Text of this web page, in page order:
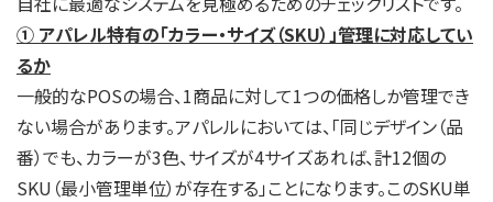
① アパレル特有の「カラー・サイズ（SKU）」管理に対応してい
るか
一般的なPOSの場合、1商品に対して1つの価格しか管理でき
ない場合があります。アパレルにおいては、「同じデザイン（品
番）でも、カラーが3色、サイズが4サイズあれば、計12個の
SKU（最小管理単位）が存在する」ことになります。このSKU単